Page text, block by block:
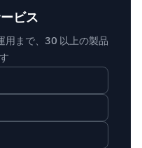
ビス
用まで、30 以上の製品